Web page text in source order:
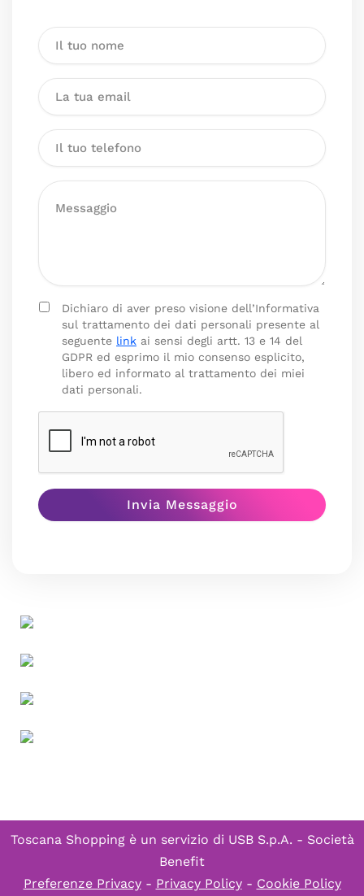
Dichiaro di aver preso visione dell’Informativa
sul trattamento dei dati personali presente al
seguente link ai sensi degli artt. 13 e 14 del
GDPR ed esprimo il mio consenso esplicito,
libero ed informato al trattamento dei miei
dati personali.
Toscana Shopping è un servizio di USB S.p.A. - Società
Benefit
Preferenze Privacy- Privacy Policy- Cookie Policy